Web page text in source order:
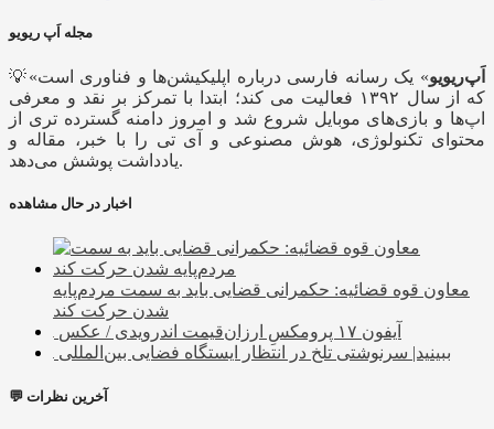
مجله اَپ ریویو
💡« اَپ‌ریویو» یک رسانه فارسی درباره اپلیکیشن‌ها و فناوری است
که از سال ۱۳۹۲ فعالیت می کند؛ ابتدا با تمرکز بر نقد و معرفی
اپ‌ها و بازی‌های موبایل شروع شد و امروز دامنه گسترده تری از
محتوای تکنولوژی، هوش مصنوعی و آی تی را با خبر، مقاله و
یادداشت پوشش می‌دهد.
اخبار در حال مشاهده
معاون قوه قضائیه: حکمرانی قضایی باید به سمت مردم‌پایه
شدن حرکت کند
آیفون ۱۷ پرومکسِ ارزان‌قیمت اندرویدی / عکس
ببینید| سرنوشتی تلخ در انتظار ایستگاه فضایی بین‌المللی
💬 آخرین نظرات